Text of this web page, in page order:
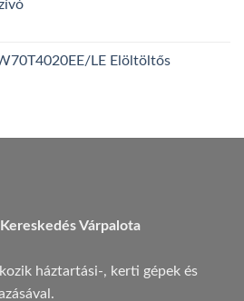
LE Elöltöltős
Várpalota
háztartási-, kerti gépek és